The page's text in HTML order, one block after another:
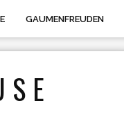
GAUMENFREUDEN